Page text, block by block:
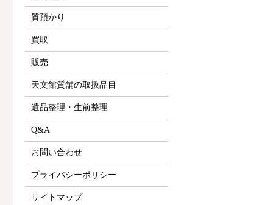
質預かり
買取
販売
天文館質舗の取扱品目
遺品整理・生前整理
Q&A
お問い合わせ
プライバシーポリシー
サイトマップ